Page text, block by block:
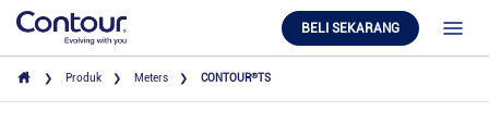
BELI SEKARANG
Produk Meters CONTOUR®TS